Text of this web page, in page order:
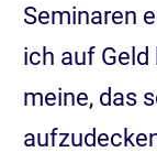
Seminaren
ich auf Geld
meine, das